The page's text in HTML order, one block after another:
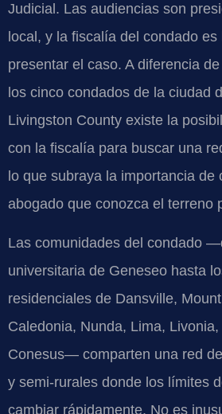
Judicial. Las audiencias son
local, y la fiscalía del condado
presentar el caso. A diferencia
los cinco condados de la ciudad
Livingston County existe la
con la fiscalía para buscar una
lo que subraya la importancia de
abogado que conozca el terreno
Las comunidades del condado
universitaria de Geneseo hasta
residenciales de Dansville,
Caledonia, Nunda, Lima,
Conesus— comparten una red
y semi-rurales donde los límites
cambiar rápidamente. No es